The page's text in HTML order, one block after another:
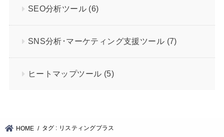
SEO分析ツール (6)
SNS分析･マーケティング支援ツール (7)
ヒートマップツール (5)
HOME タグ : リスティングプラス